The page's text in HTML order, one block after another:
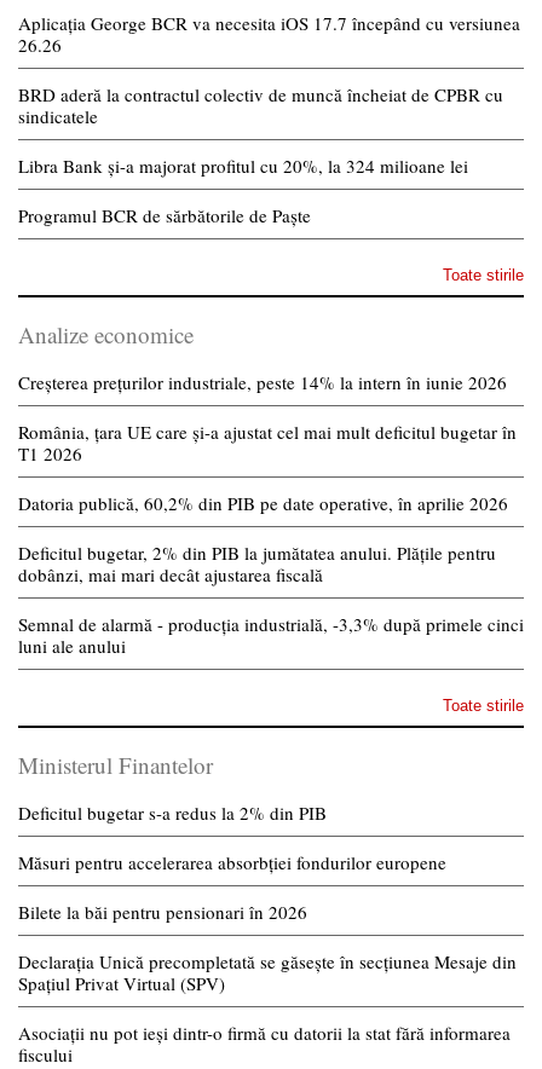
Aplicația George BCR va necesita iOS 17.7 începând cu versiunea
26.26
BRD aderă la contractul colectiv de muncă încheiat de CPBR cu
sindicatele
Libra Bank și-a majorat profitul cu 20%, la 324 milioane lei
Programul BCR de sărbătorile de Paște
Toate stirile
Analize economice
Creșterea prețurilor industriale, peste 14% la intern în iunie 2026
România, țara UE care și-a ajustat cel mai mult deficitul bugetar în
T1 2026
Datoria publică, 60,2% din PIB pe date operative, în aprilie 2026
Deficitul bugetar, 2% din PIB la jumătatea anului. Plățile pentru
dobânzi, mai mari decât ajustarea fiscală
Semnal de alarmă - producția industrială, -3,3% după primele cinci
luni ale anului
Toate stirile
Ministerul Finantelor
Deficitul bugetar s-a redus la 2% din PIB
Măsuri pentru accelerarea absorbției fondurilor europene
Bilete la băi pentru pensionari în 2026
Declarația Unică precompletată se găsește în secțiunea Mesaje din
Spațiul Privat Virtual (SPV)
Asociații nu pot ieși dintr-o firmă cu datorii la stat fără informarea
fiscului